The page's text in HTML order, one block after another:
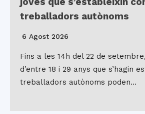
treballadors autònoms
6 Agost 2026
Fins a les 14h del 22 de
d’entre 18 i 29 anys que s’hagin
treballadors autònoms poden…